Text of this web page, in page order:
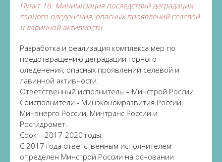
Пункт 16. Минимизация последствий деградации
горного оледенения, опасных проявлений селевой
и лавинной активности
Разработка и реализация комплекса мер по
предотвращению деградации горного
оледенения, опасных проявлений селевой и
лавинной активности.
Ответственный исполнитель – Минстрой России.
Соисполнители - Минэкономразвития России,
Минэнерго России, Минтранс России и
Росгидромет.
Срок – 2017-2020 годы.
С 2017 года ответственным исполнителем
определен Минстрой России на основании